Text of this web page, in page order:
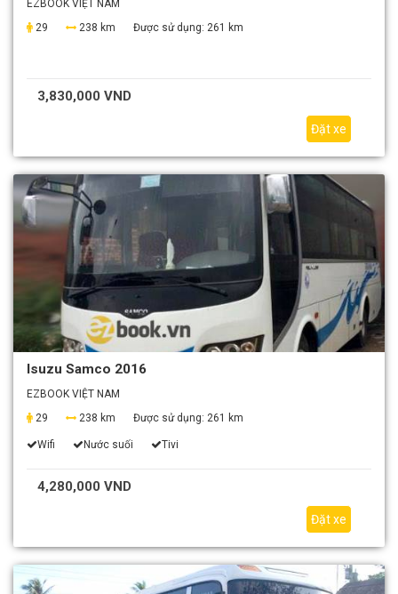
EZBOOK VIỆT NAM
29
238 km Được sử dụng: 261 km
3,830,000 VND
Đặt xe
Isuzu Samco 2016
EZBOOK VIỆT NAM
29
238 km Được sử dụng: 261 km
Wifi Nước suối Tivi
4,280,000 VND
Đặt xe